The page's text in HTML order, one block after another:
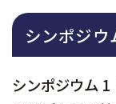
シンポジウ
シンポジウム 1